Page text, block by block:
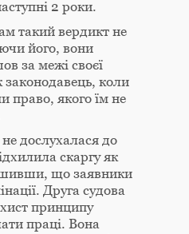
2 роки.
такий вердикт не
його, вони
за межі своєї
законодавець, коли
право, якого їм не
дослухалася до
скаргу як
що заявники
Друга судова
принципу
праці. Вона